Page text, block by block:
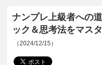
ナンプレ上級者への
ック＆思考法をマス
（2024/12/15）